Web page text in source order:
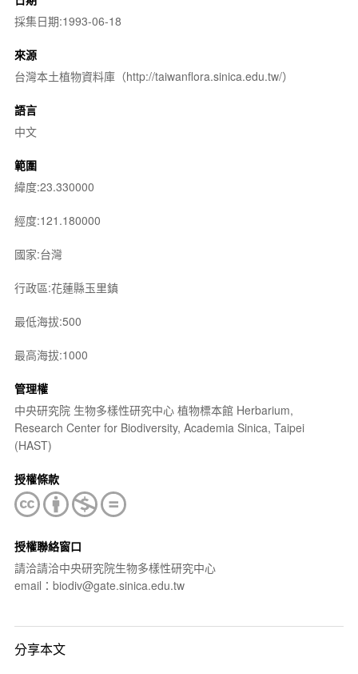
採集日期:1993-06-18
來源
台灣本土植物資料庫（http://taiwanflora.sinica.edu.tw/）
語言
中文
範圍
緯度:23.330000
經度:121.180000
國家:台灣
行政區:花蓮縣玉里鎮
最低海拔:500
最高海拔:1000
管理權
中央研究院 生物多樣性研究中心 植物標本館 Herbarium,
Research Center for Biodiversity, Academia Sinica, Taipei
(HAST)
授權條款
授權聯絡窗口
請洽請洽中央研究院生物多樣性研究中心
email：biodiv@gate.sinica.edu.tw
分享本文